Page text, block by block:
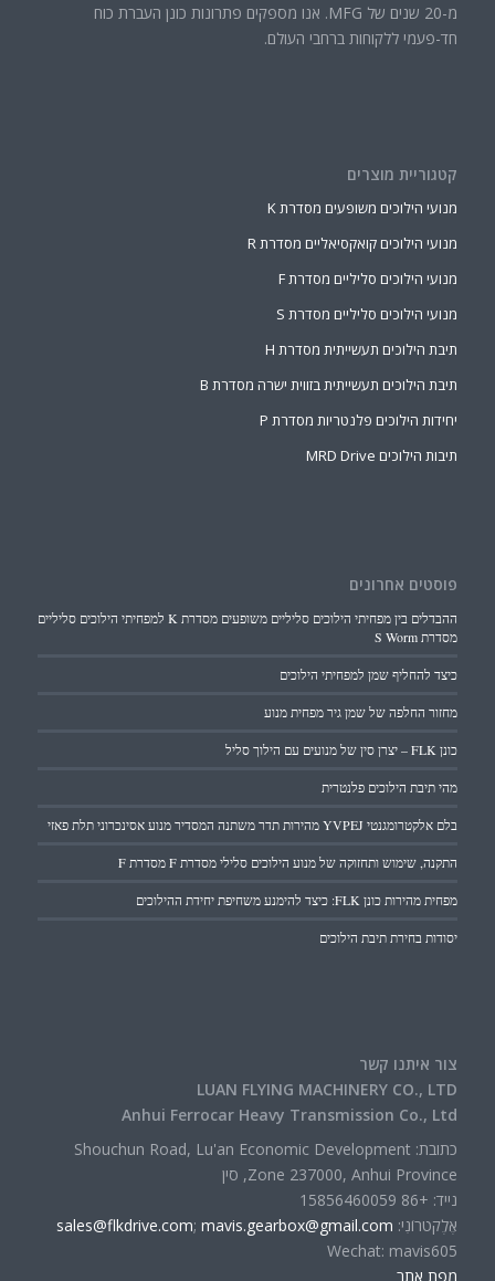
מ-20 שנים של MFG. אנו מספקים פתרונות כונן העברת כוח
חד-פעמי ללקוחות ברחבי העולם.
קטגוריית מוצרים
מנועי הילוכים משופעים מסדרת K
מנועי הילוכים קואקסיאליים מסדרת R
מנועי הילוכים סליליים מסדרת F
מנועי הילוכים סליליים מסדרת S
תיבת הילוכים תעשייתית מסדרת H
תיבת הילוכים תעשייתית בזווית ישרה מסדרת B
יחידות הילוכים פלנטריות מסדרת P
תיבות הילוכים MRD Drive
פוסטים אחרונים
ההבדלים בין מפחיתי הילוכים סליליים משופעים מסדרת K למפחיתי הילוכים סליליים
מסדרת S Worm
כיצד להחליף שמן למפחיתי הילוכים
מחזור החלפה של שמן גיר מפחית מנוע
כונן FLK – יצרן סין של מנועים עם הילוך סליל
מהי תיבת הילוכים פלנטרית
בלם אלקטרומגנטי YVPEJ מהירות תדר משתנה המסדיר מנוע אסינכרוני תלת פאזי
התקנה, שימוש ותחזוקה של מנוע הילוכים סלילי מסדרת F מסדרת F
מפחית מהירות כונן FLK: כיצד להימנע משחיפת יחידת ההילוכים
יסודות בחירת תיבת הילוכים
צור איתנו קשר
LUAN FLYING MACHINERY CO., LTD
Anhui Ferrocar Heavy Transmission Co., Ltd
כתובת: Shouchun Road, Lu'an Economic Development
Zone 237000, Anhui Province, סין
נייד: +86 15856460059
אֶלֶקטרוֹנִי:
sales@flkdrive.com;mavis.gearbox@gmail.com
Wechat: mavis605
מפת אתר